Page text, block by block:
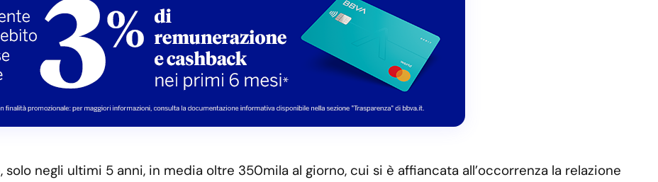
solo negli ultimi 5 anni, in media oltre 350mila al giorno, cui si è affiancata all’occorrenza la relazione